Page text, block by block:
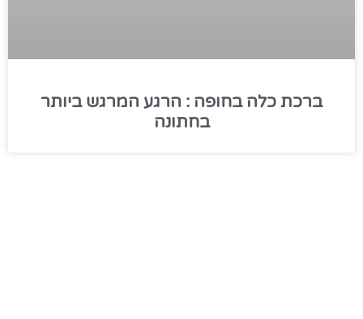
ברכת כלה בחופה : הרגע המרגש ביותר
בחתונה